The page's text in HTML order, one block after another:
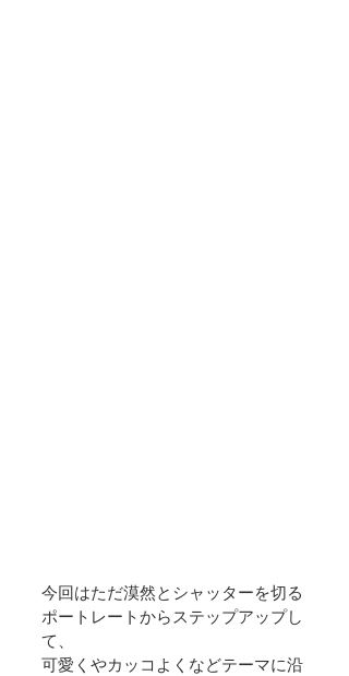
今回はただ漠然とシャッターを切る
ポートレートからステップアップし
て、
可愛くやカッコよくなどテーマに沿